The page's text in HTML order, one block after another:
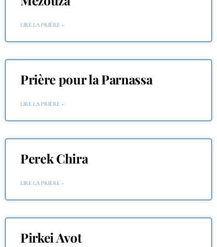
LIRE LA PRIÈRE »
Prière pour la Parnassa
LIRE LA PRIÈRE »
Perek Chira
LIRE LA PRIÈRE »
Pirkei Avot